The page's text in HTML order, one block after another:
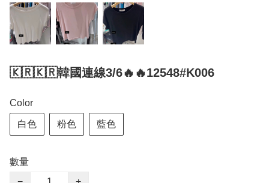
🇰🇷🇰🇷韓國連線3/6🔥🔥12548#K006
Color
白色 粉色 藍色
數量